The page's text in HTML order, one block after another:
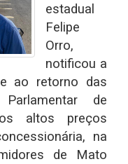
estadual
Felipe
Orro,
notificou a
ao retorno das
de
altos preços
na
de Mato